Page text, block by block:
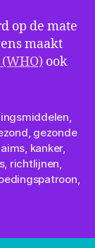
op de mate
maakt
ook
gezonde
kanker,
, richtlijnen